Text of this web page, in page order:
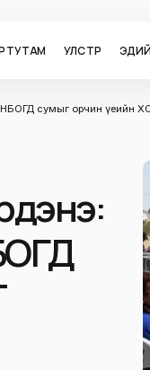
ТУТАМ УЛС ТӨР
сумыг орчин үеийн